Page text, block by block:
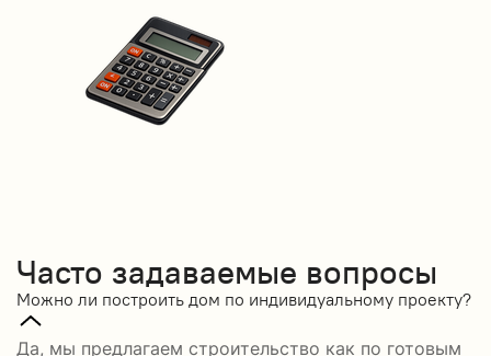
Часто задаваемые вопросы
Можно ли построить дом по индивидуальному проекту?
Да, мы предлагаем строительство как по готовым